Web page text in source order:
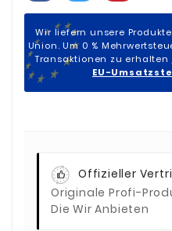
Wir liefern unsere
Union. Um 0 %
Transaktionen zu erhalten
EU-
Offizieller
Originale Profi-
Die Wir Anbieten